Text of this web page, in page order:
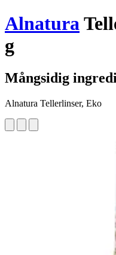
Alnatura
g
Mångsidig
Alnatura Tellerlinser, Eko